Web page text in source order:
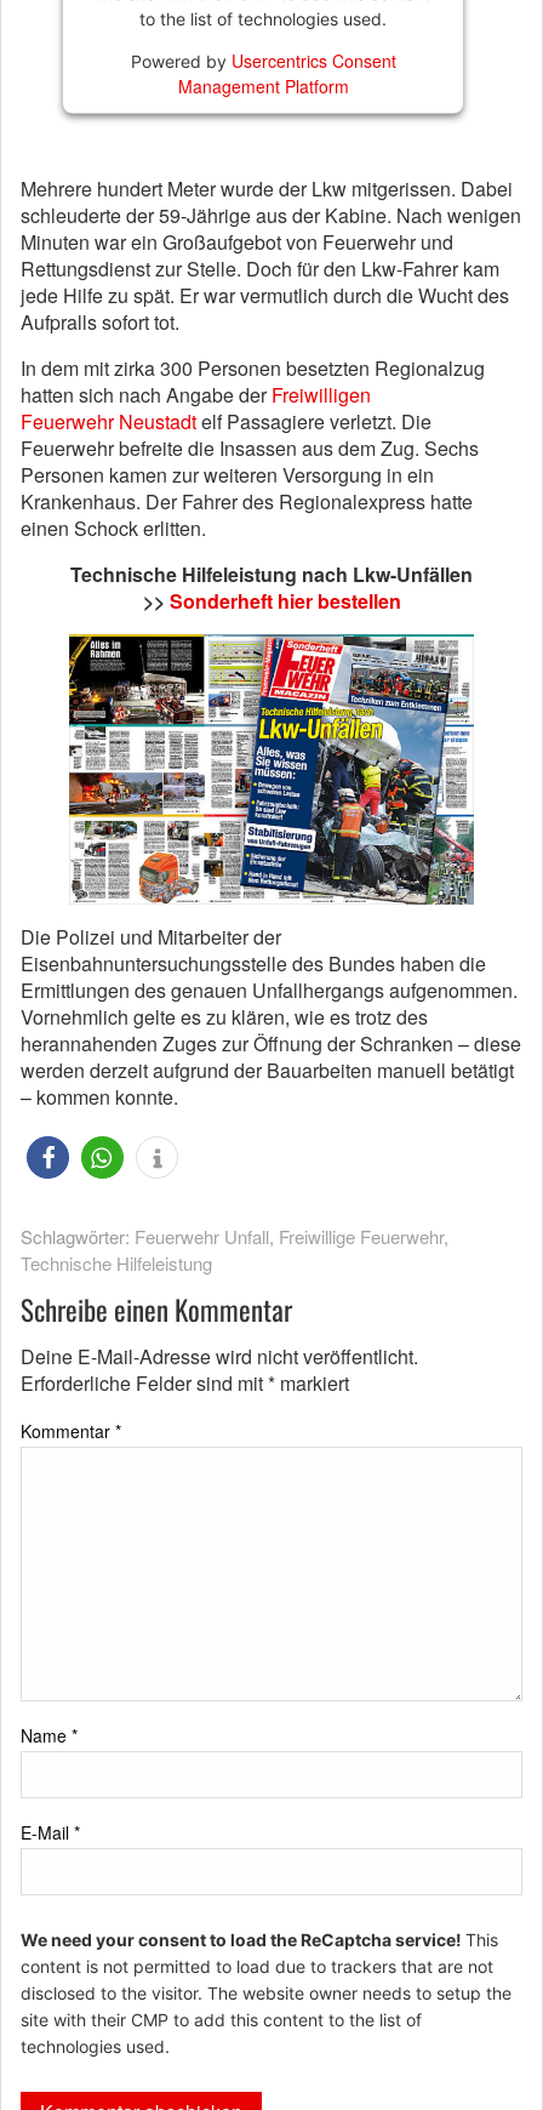
to the list of technologies used.
Powered by Usercentrics Consent
Management Platform
Mehrere hundert Meter wurde der Lkw mitgerissen. Dabei
schleuderte der 59-Jährige aus der Kabine. Nach wenigen
Minuten war ein Großaufgebot von Feuerwehr und
Rettungsdienst zur Stelle. Doch für den Lkw-Fahrer kam
jede Hilfe zu spät. Er war vermutlich durch die Wucht des
Aufpralls sofort tot.
In dem mit zirka 300 Personen besetzten Regionalzug
hatten sich nach Angabe derFreiwilligen
Feuerwehr Neustadtelf Passagiere verletzt. Die
Feuerwehr befreite die Insassen aus dem Zug. Sechs
Personen kamen zur weiteren Versorgung in ein
Krankenhaus. Der Fahrer des Regionalexpress hatte
einen Schock erlitten.
Technische Hilfeleistung nach Lkw-Unfällen
>> Sonderheft hier bestellen
Die Polizei und Mitarbeiter der
Eisenbahnuntersuchungsstelle des Bundes haben die
Ermittlungen des genauen Unfallhergangs aufgenommen.
Vornehmlich gelte es zu klären, wie es trotz des
herannahenden Zuges zur Öffnung der Schranken – diese
werden derzeit aufgrund der Bauarbeiten manuell betätigt
– kommen konnte.
Schlagwörter: Feuerwehr Unfall, Freiwillige Feuerwehr,
Technische Hilfeleistung
Schreibe einen Kommentar
Deine E-Mail-Adresse wird nicht veröffentlicht.
Erforderliche Felder sind mit* markiert
Kommentar *
Name *
E-Mail *
We need your consent to load the ReCaptcha service! This
content is not permitted to load due to trackers that are not
disclosed to the visitor. The website owner needs to setup the
site with their CMP to add this content to the list of
technologies used.